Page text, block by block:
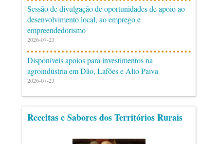
Sessão de divulgação de oportunidades de apoio ao
desenvolvimento local, ao emprego e
empreendedorismo
2026-07-23
Disponíveis apoios para investimentos na
agroindústria em Dão, Lafões e Alto Paiva
2026-07-23
Receitas e Sabores dos Territórios Rurais